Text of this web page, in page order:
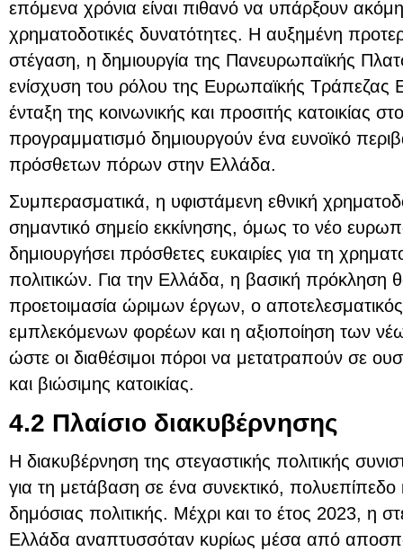
επόμενα χρόνια είναι πιθανό να υπάρξουν
χρηματοδοτικές δυνατότητες. Η αυξημένη
στέγαση, η δημιουργία της Πανευρωπαϊκής
ενίσχυση του ρόλου της Ευρωπαϊκής
ένταξη της κοινωνικής και προσιτής κατοικίας
προγραμματισμό δημιουργούν ένα ευνοϊκό
πρόσθετων πόρων στην Ελλάδα.
Συμπερασματικά, η υφιστάμενη εθνική
σημαντικό σημείο εκκίνησης, όμως το νέο
δημιουργήσει πρόσθετες ευκαιρίες για τη
πολιτικών. Για την Ελλάδα, η βασική πρόκληση
προετοιμασία ώριμων έργων, ο
εμπλεκόμενων φορέων και η αξιοποίηση των
ώστε οι διαθέσιμοι πόροι να μετατραπούν σε
και βιώσιμης κατοικίας.
4.2 Πλαίσιο διακυβέρνησης
Η διακυβέρνηση της στεγαστικής πολιτικής
για τη μετάβαση σε ένα συνεκτικό, πολυεπίπεδο
δημόσιας πολιτικής. Μέχρι και το έτος 2023, η
Ελλάδα αναπτυσσόταν κυρίως μέσα από